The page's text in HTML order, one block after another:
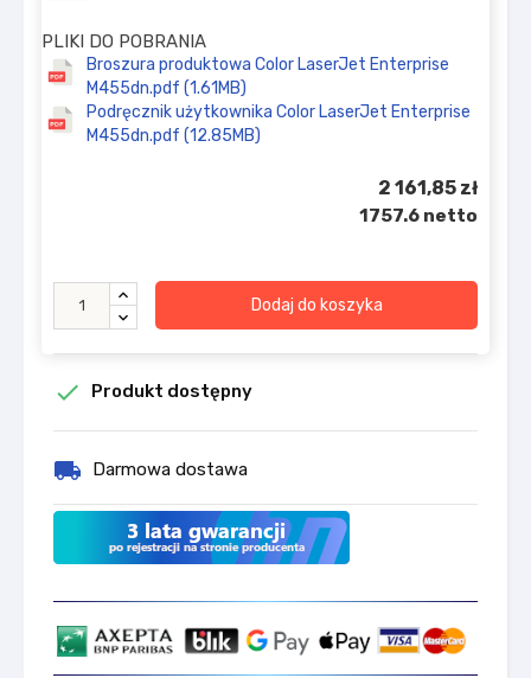
PLIKI DO POBRANIA
Broszura produktowa Color LaserJet Enterprise
M455dn.pdf (1.61MB)
Podręcznik użytkownika Color LaserJet Enterprise
M455dn.pdf (12.85MB)
2 161,85 zł
1757.6 netto
Dodaj do koszyka
 Produkt dostępny
local_shipping Darmowa dostawa